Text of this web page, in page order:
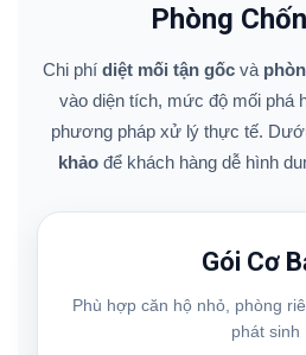
Phòng
Chi phí diệt mối tận gốcvà
vào diện tích, mức độ mối phá
phương pháp xử lý thực tế.
khảo để khách hàng dễ hình
Gói Cơ
Phù hợp căn hộ nhỏ, phòng
phát sinh